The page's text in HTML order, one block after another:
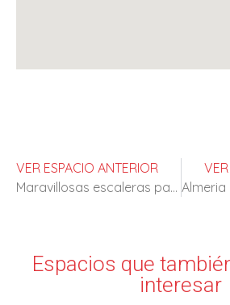
VER ESPACIO ANTERIOR
Maravillosas escaleras para rodajes de época
Espacios que
interesar